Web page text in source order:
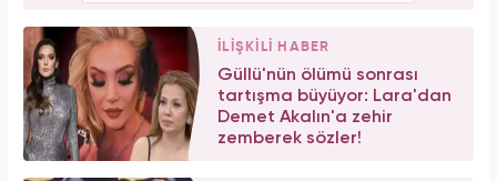
İLİŞKİLİ HABER
Güllü'nün ölümü sonrası
tartışma büyüyor: Lara'dan
Demet Akalın'a zehir
zemberek sözler!